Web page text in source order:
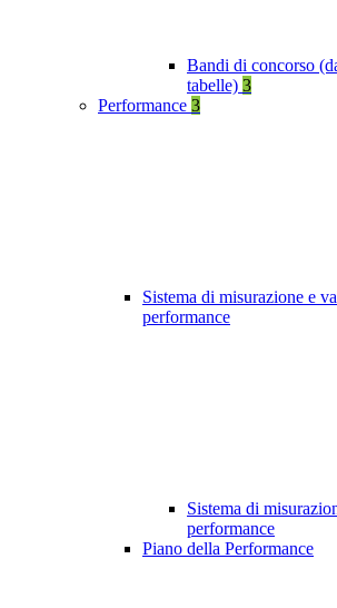
Bandi di concorso
tabelle) 3
Performance 3
Sistema di misurazione e
performance
Sistema di
performance
Piano della Performance